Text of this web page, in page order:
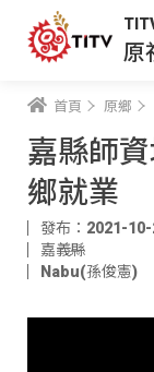
原
首頁 原鄉
嘉縣師
鄉就業
發布：2021-
嘉義縣
Nabu(孫俊憲)